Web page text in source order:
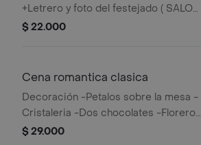
+Letrero y foto del festejado ( SALON
PRINCIPAL)
$ 22.000
Cena romantica clasica
Decoración -Petalos sobre la mesa -
Cristaleria -Dos chocolates -Floreros
(rosa)
$ 29.000